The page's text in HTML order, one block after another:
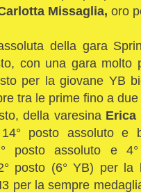
Missaglia, oro
della gara
con una gara
per la giovane YB
tra le prime fino a
della varesina Erica
posto assoluto
posto assoluto e
posto (6° YB) per
per la sempre